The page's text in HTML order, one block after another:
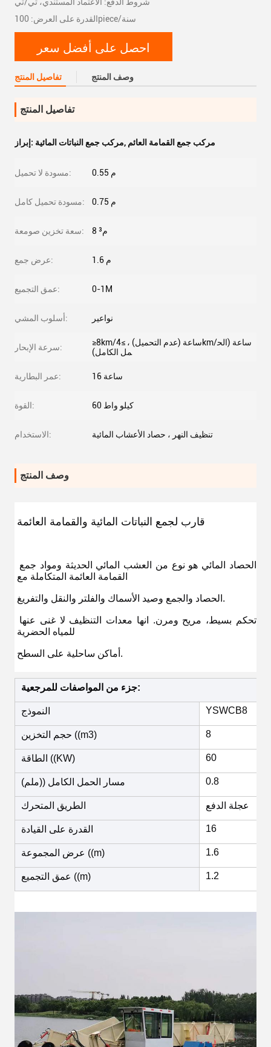
القدرة على العرض: 100piece/سنة
احصل على أفضل سعر
تفاصيل المنتج وصف المنتج
تفاصيل المنتج
إبراز: مركب جمع النباتات المائية, مركب جمع القمامة العائم
مسودة لا تحميل: 0.55 م
مسودة تحميل كامل: 0.75 م
سعة تخزين صومعة: 8 م³
عرض جمع: 1.6 م
عمق التجميع: 0-1M
أسلوب المشي: نواعير
سرعة الإبحار:
≥8km/ساعة (عدم التحميل) ، ≥4km/ساعة (الح
مل الكامل)
عمر البطارية: 16 ساعة
القوة: 60 كيلو واط
الاستخدام: تنظيف النهر ، حصاد الأعشاب المائية
وصف المنتج
قارب لجمع النباتات المائية والقمامة العائمة
القمامة العائمة المتكاملة مع
الحصاد والجمع وصيد الأسماك والفلتر والنقل والتفريغ.
للمياه الحضرية
أماكن ساحلية على السطح.
جزء من المواصفات للمرجعية:
النموذج YSWCB8
حجم التخزين ((m3) 8
الطاقة ((KW) 60
مسار الحمل الكامل ((ملم) 0.8
الطريق المتحرك عجلة الدفع
القدرة على القيادة 16
عرض المجموعة ((m) 1.6
عمق التجميع ((m) 1.2